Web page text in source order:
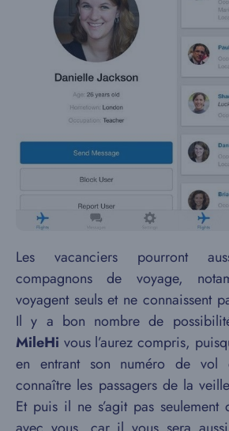
Les vacanciers pourront
compagnons de voyage,
voyagent seuls et ne connaissent
Il y a bon nombre de
MileHi vous l’aurez compris,
en entrant son numéro de vol
connaître les passagers de la
Et puis il ne s’agit pas